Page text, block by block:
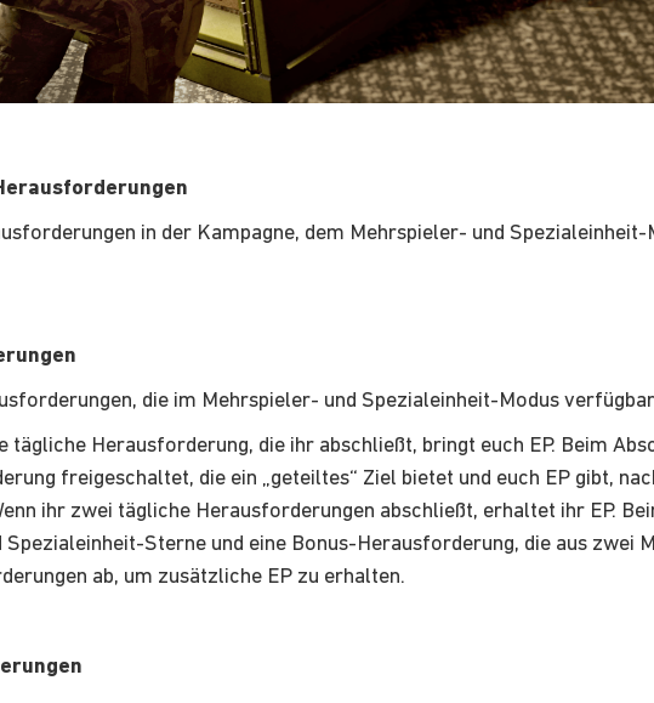
in der Kampagne, dem Mehrspieler- und
die im Mehrspieler- und Spezialeinheit-Modus
tägliche Herausforderung, die ihr abschließt, bringt euch EP. Beim
freigeschaltet, die ein „geteiltes“ Ziel bietet und euch EP gibt,
ihr zwei tägliche Herausforderungen abschließt, erhaltet ihr EP.
Spezialeinheit-Sterne und eine Bonus-Herausforderung, die aus zwei
ab, um zusätzliche EP zu erhalten.